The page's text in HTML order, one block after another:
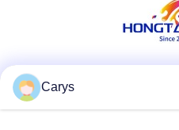
Carys